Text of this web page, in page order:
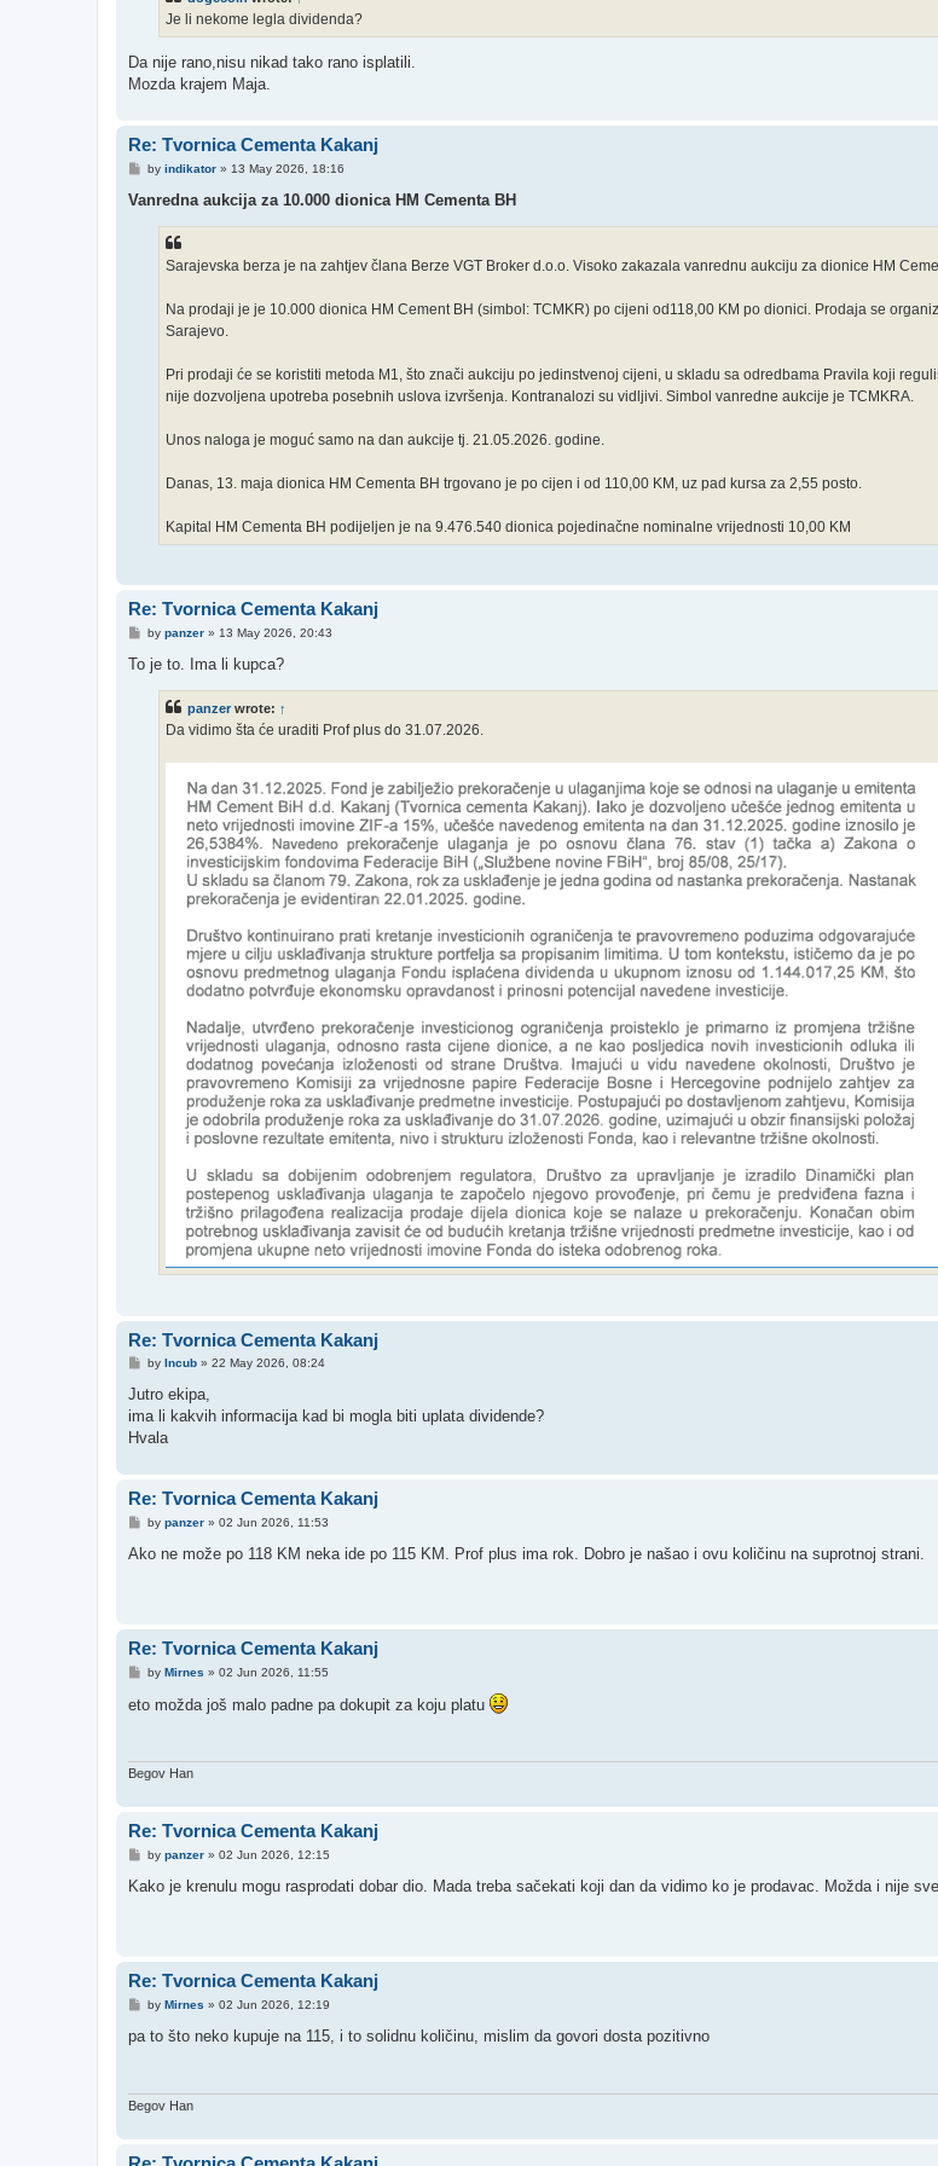
Je li nekome legla dividenda?
Da nije rano,nisu nikad tako rano isplatili.
Mozda krajem Maja.
Re: Tvornica Cementa Kakanj
P
s
by indikator» 13 May 2026, 18:16
Vanredna aukcija za 10.000 dionica HM Cementa BH
Sarajevska berza je na zahtjev člana Berze VGT Broker d.o.o. Visoko zakazala vanrednu aukciju za dionice HM
Na prodaji je je 10.000 dionica HM Cement BH (simbol: TCMKR) po cijeni od118,00 KM po dionici. Prodaja se
Sarajevo.
Pri prodaji će se koristiti metoda M1, što znači aukciju po jedinstvenoj cijeni, u skladu sa odredbama Pravila koji
nije dozvoljena upotreba posebnih uslova izvršenja. Kontranalozi su vidljivi. Simbol vanredne aukcije je TCMKRA.
Unos naloga je moguć samo na dan aukcije tj. 21.05.2026. godine.
Danas, 13. maja dionica HM Cementa BH trgovano je po cijen i od 110,00 KM, uz pad kursa za 2,55 posto.
Kapital HM Cementa BH podijeljen je na 9.476.540 dionica pojedinačne nominalne vrijednosti 10,00 KM
Re: Tvornica Cementa Kakanj
P
s
by panzer» 13 May 2026, 20:43
To je to. Ima li kupca?
panzer wrote: ↑
Da vidimo šta će uraditi Prof plus do 31.07.2026.
Re: Tvornica Cementa Kakanj
P
s
by Incub» 22 May 2026, 08:24
Jutro ekipa,
ima li kakvih informacija kad bi mogla biti uplata dividende?
Hvala
Re: Tvornica Cementa Kakanj
P
s
by panzer» 02 Jun 2026, 11:53
Ako ne može po 118 KM neka ide po 115 KM. Prof plus ima rok. Dobro je našao i ovu količinu na suprotnoj strani.
Re: Tvornica Cementa Kakanj
P
s
t
by Mirnes » 02 Jun 2026, 11:55
eto možda još malo padne pa dokupit za koju platu
Begov Han
Re: Tvornica Cementa Kakanj
P
s
by panzer» 02 Jun 2026, 12:15
Kako je krenulu mogu rasprodati dobar dio. Mada treba sačekati koji dan da vidimo ko je prodavac. Možda i nije
Re: Tvornica Cementa Kakanj
P
s
by Mirnes » 02 Jun 2026, 12:19
pa to što neko kupuje na 115, i to solidnu količinu, mislim da govori dosta pozitivno
Begov Han